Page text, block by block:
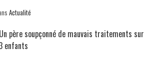
Actualité
Un père soupçonné de mauvais traitements sur
enfants